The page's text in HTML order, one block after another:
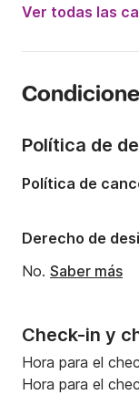
Capacidad a
Ver todas las
Check-in y
Hora para el
Hora para el
Política de
Política de
Derecho de
No. Saber más